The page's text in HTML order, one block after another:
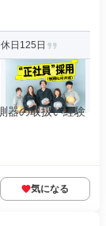
日125日
器の取扱い経験
気になる